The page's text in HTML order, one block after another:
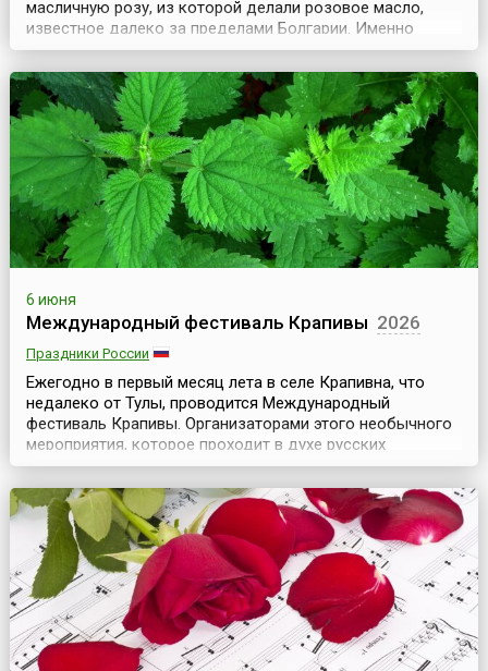
масличную розу, из которой делали розовое масло,
известное далеко за пределами Болгарии. Именно
поэтому роза является одним из главных символов
страны, и, конечно же, поэтому здесь ежегодно
проходит Фестиваль Розы, который длится три дня.
Много песен сложено о розе, она присутствует
постоянным атрибу...
6 июня
Международный фестиваль Крапивы 2026
Праздники России
Ежегодно в первый месяц лета в селе Крапивна, что
недалеко от Тулы, проводится Международный
фестиваль Крапивы. Организаторами этого необычного
мероприятия, которое проходит в духе русских
традиций, являются музей-усадьба Л.Н. Толстого «Ясная
Поляна», администрация района и Международный
фонд «Наследие Л.Н. Толстого».В этом старинном селе, в
прошлом – уездном городе, крапиву любят и ценят.
Она...